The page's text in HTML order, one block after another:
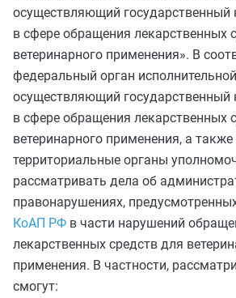
осуществляющий государственный
в сфере обращения лекарственных
ветеринарного применения». В
федеральный орган
осуществляющий государственный
в сфере обращения лекарственных
ветеринарного применения, а также
территориальные органы
рассматривать дела об
правонарушениях,
КоАП РФ в части нарушений
лекарственных средств для
применения. В частности,
смогут: